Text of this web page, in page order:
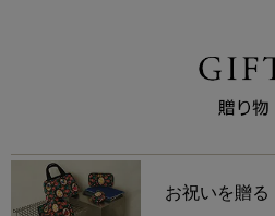
お祝いを贈る